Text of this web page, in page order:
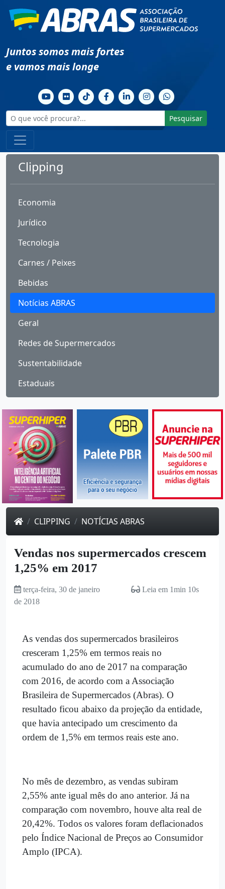
Juntos somos mais fortes
e vamos mais longe
Pesquisar
Clipping
Economia
Jurídico
Tecnologia
Carnes / Peixes
Bebidas
Notícias ABRAS
Geral
Redes de Supermercados
Sustentabilidade
Estaduais
CLIPPING NOTÍCIAS ABRAS
Vendas nos supermercados crescem
1,25% em 2017
terça-feira, 30 de janeiro
de 2018
Leia em 1min 10s
As vendas dos supermercados brasileiros
cresceram 1,25% em termos reais no
acumulado do ano de 2017 na comparação
com 2016, de acordo com a Associação
Brasileira de Supermercados (Abras). O
resultado ficou abaixo da projeção da entidade,
que havia antecipado um crescimento da
ordem de 1,5% em termos reais este ano.
No mês de dezembro, as vendas subiram
2,55% ante igual mês do ano anterior. Já na
comparação com novembro, houve alta real de
20,42%. Todos os valores foram deflacionados
pelo Índice Nacional de Preços ao Consumidor
Amplo (IPCA).